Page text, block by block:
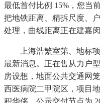
最低首付比例 15%，您当
把地铁距离、精拆尺度、
处理，曲线距离正在建嘉
上海浩繁室第、地标项
最新消息。正在售从力户
房设想，地面公共交通网
西医病院二甲院区，项目